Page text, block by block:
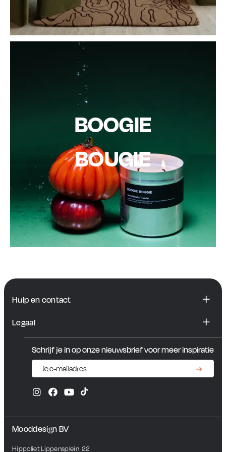
BOOGIE
BOUGIE
Hulp en contact
FAQ
Legaal
Schrijf je in op onze nieuwsbrief voor meer inspiratie
Mooddesign BV
Hippoliet Lippensplein  22